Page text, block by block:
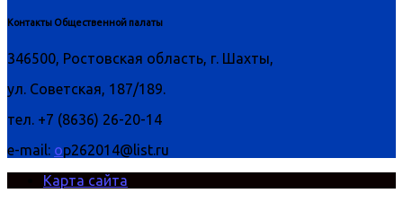
Контакты Общественной палаты
346500, Ростовская область, г. Шахты,
ул. Советская, 187/189.
тел. +7 (8636) 26-20-14
e-mail: op262014@list.ru
Карта сайта